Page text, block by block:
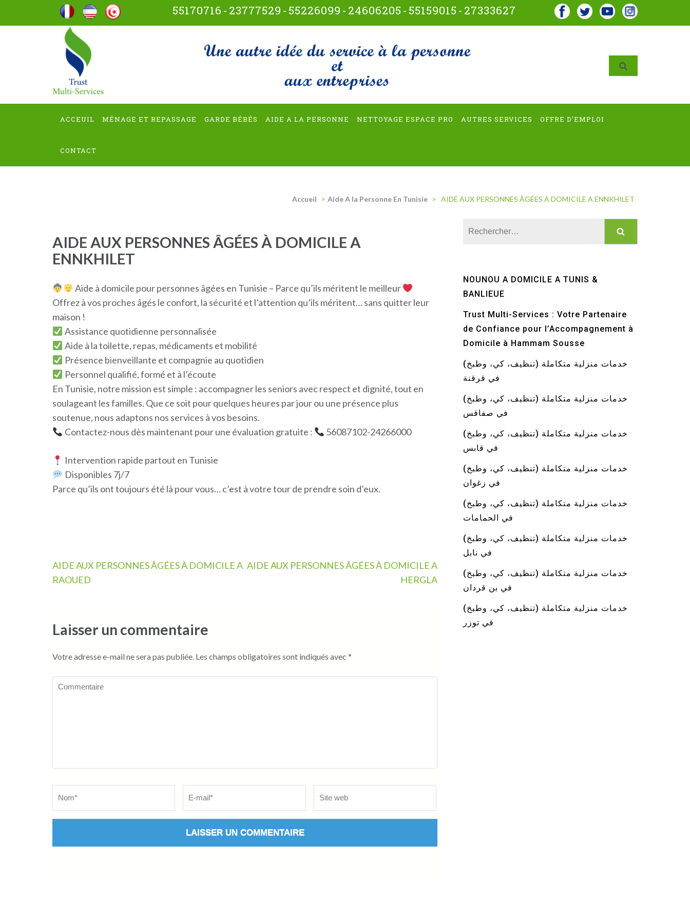
55170716 - 23777529 - 55226099 - 24606205 - 55159015 - 27333627
trust-multiservices
ACCEUIL MÉNAGE ET REPASSAGE GARDE BÉBÉS AIDE A LA PERSONNE NETTOYAGE ESPACE PRO AUTRES SERVICES OFFRE D’EMPLOI
CONTACT
Accueil > Aide A la Personne En Tunisie > AIDE AUX PERSONNES ÂGÉES À DOMICILE A ENNKHILET
AIDE AUX PERSONNES ÂGÉES À DOMICILE A
ENNKHILET
Aide à domicile pour personnes âgées en Tunisie – Parce qu’ils méritent le meilleur
Offrez à vos proches âgés le confort, la sécurité et l’attention qu’ils méritent… sans quitter leur
maison !
Assistance quotidienne personnalisée
Aide à la toilette, repas, médicaments et mobilité
Présence bienveillante et compagnie au quotidien
Personnel qualifié, formé et à l’écoute
En Tunisie, notre mission est simple : accompagner les seniors avec respect et dignité, tout en
soulageant les familles. Que ce soit pour quelques heures par jour ou une présence plus
soutenue, nous adaptons nos services à vos besoins.
Contactez-nous dès maintenant pour une évaluation gratuite :
56087102-24266000
Intervention rapide partout en Tunisie
Disponibles 7j/7
Parce qu’ils ont toujours été là pour vous… c’est à votre tour de prendre soin d’eux.
Navigation
de
AIDE AUX PERSONNES ÂGÉES À DOMICILE A
RAOUED
AIDE AUX PERSONNES ÂGÉES À DOMICILE A
HERGLA
Laisser un commentaire
Votre adresse e-mail ne sera pas publiée. Les champs obligatoires sont indiqués avec *
Commentaire
Rechercher :
NOUNOU A DOMICILE A TUNIS &
BANLIEUE
Trust Multi-Services : Votre Partenaire
de Confiance pour l’Accompagnement à
Domicile à Hammam Sousse
خدمات منزلية متكاملة (تنظيف، كي، وطبخ)
في قرقنة
خدمات منزلية متكاملة (تنظيف، كي، وطبخ)
في صفاقس
خدمات منزلية متكاملة (تنظيف، كي، وطبخ)
في قابس
خدمات منزلية متكاملة (تنظيف، كي، وطبخ)
في زغوان
خدمات منزلية متكاملة (تنظيف، كي، وطبخ)
في الحمامات
خدمات منزلية متكاملة (تنظيف، كي، وطبخ)
في نابل
خدمات منزلية متكاملة (تنظيف، كي، وطبخ)
في بن قردان
خدمات منزلية متكاملة (تنظيف، كي، وطبخ)
في توزر